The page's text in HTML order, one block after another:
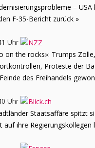
– USA
F-35-Bericht zurück »
Uhr
on the rocks»: Trumps
Proteste der
des Freihandels
Uhr
Staatsaffäre spitzt
auf ihre Regierungskollegen